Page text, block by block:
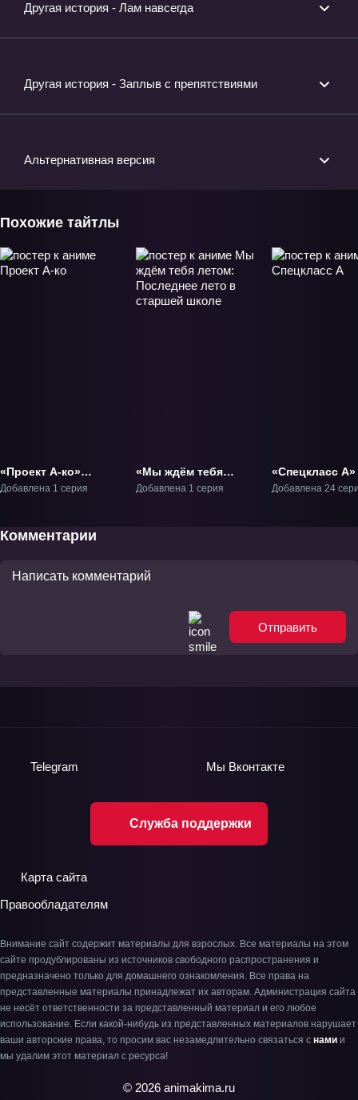
Другая история - Лам навсегда
Другая история - Заплыв с препятствиями
Альтернативная версия
Похожие тайтлы
«Проект А-ко»
Фильм-1
Добавлена 1 серия
«Мы ждём тебя
летом: Последнее
Добавлена 1 серия
«Спецкласс
Добавлена 24
Комментарии
Отправить
Служба поддержки
Telegram Мы Вконтакте
Карта сайта
Правообладателям
Внимание сайт содержит материалы для взрослых. Все материалы на этом
сайте продублированы из источников свободного распространения и
предназначено только для домашнего ознакомления. Все права на
представленные материалы принадлежат их авторам. Администрация сайта
не несёт ответственности за представленный материал и его любое
использование. Если какой-нибудь из представленных материалов нарушает
ваши авторские права, то просим вас незамедлительно связаться с нами и
мы удалим этот материал с ресурса!
© 2026 animakima.ru